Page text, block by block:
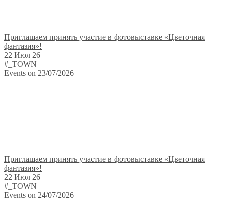
Приглашаем принять участие в фотовыставке «Цветочная
фантазия»!
22 Июл 26
#_TOWN
Events on 23/07/2026
Приглашаем принять участие в фотовыставке «Цветочная
фантазия»!
22 Июл 26
#_TOWN
Events on 24/07/2026